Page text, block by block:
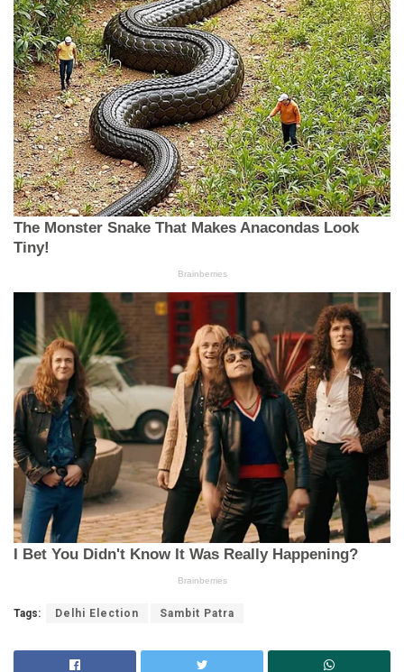
Tags: Delhi Election Sambit Patra